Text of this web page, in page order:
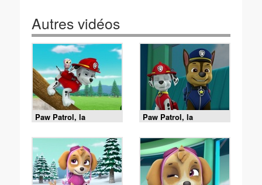
Autres vidéos
Paw Patrol, la
Pat'Patrouille - Le
collier porte-bonheur
Paw Patrol, la
Pat'Patrouille - La
course de caisses à
savon